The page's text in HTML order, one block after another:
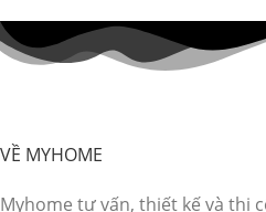
VỀ MYHOME
Myhome tư vấn, thiết kế và thi